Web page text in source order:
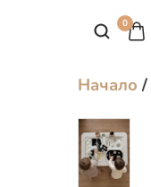
0
Начало /